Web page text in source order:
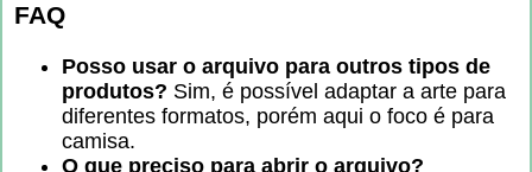
FAQ
Posso usar o arquivo para outros tipos de
produtos? Sim, é possível adaptar a arte para
diferentes formatos, porém aqui o foco é para
camisa.
O que preciso para abrir o arquivo?